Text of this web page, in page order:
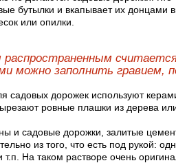
бутылки и вкапывает их донцами
или опилки.
можно заполнить гравием,
садовых дорожек используют
ровные плашки из дерева
и садовые дорожки, залитые
из того, что есть под рукой:
т.п. На таком растворе очень